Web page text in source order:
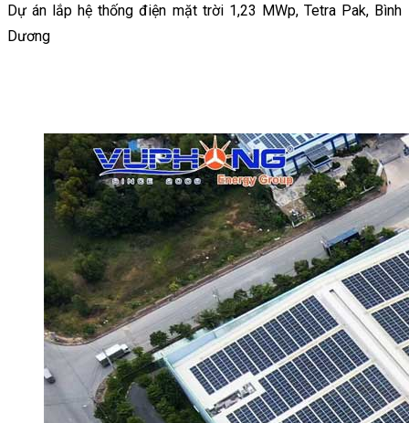
Dự án lắp hệ thống điện mặt trời 1,23 MWp, Tetra Pak, Bình
Dương